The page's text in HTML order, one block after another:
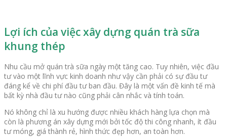
Lợi ích của việc xây dựng quán trà sữa
khung thép
Nhu cầu mở quán trà sữa ngày một tăng cao. Tuy nhiên, việc đầu
tư vào một lĩnh vực kinh doanh như vậy cần phải có sự đầu tư
đáng kể về chi phí đầu tư ban đầu. Đây là một vấn đề kinh tế mà
bất kỳ nhà đầu tư nào cũng phải cân nhắc và tính toán.
Nó không chỉ là xu hướng được nhiều khách hàng lựa chọn mà
còn là phương án xây dựng mới bởi tốc độ thi công nhanh, ít đầu
tư móng, giá thành rẻ, hình thức đẹp hơn, an toàn hơn.